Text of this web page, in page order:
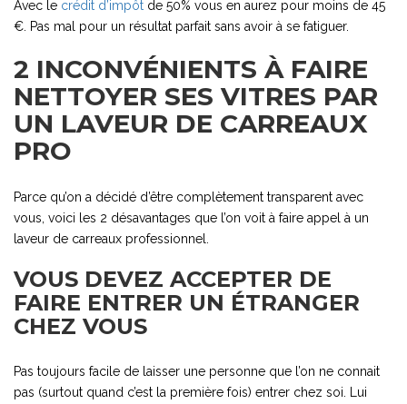
Avec le crédit d’impôt de 50% vous en aurez pour moins de 45
€. Pas mal pour un résultat parfait sans avoir à se fatiguer.
2 INCONVÉNIENTS À FAIRE
NETTOYER SES VITRES PAR
UN LAVEUR DE CARREAUX
PRO
Parce qu’on a décidé d’être complètement transparent avec
vous, voici les 2 désavantages que l’on voit à faire appel à un
laveur de carreaux professionnel.
VOUS DEVEZ ACCEPTER DE
FAIRE ENTRER UN ÉTRANGER
CHEZ VOUS
Pas toujours facile de laisser une personne que l’on ne connait
pas (surtout quand c’est la première fois) entrer chez soi. Lui